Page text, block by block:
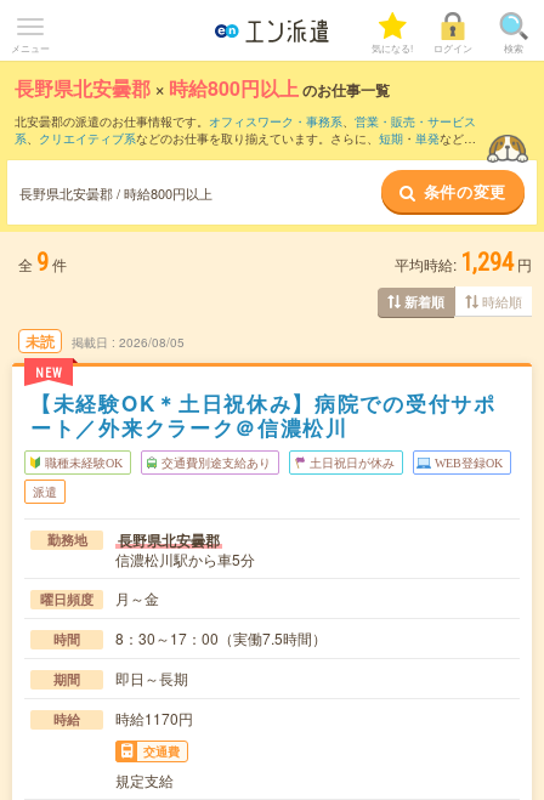
メニュー 気になる! ログイン 検索
長野県北安曇郡 × 時給800円以上のお仕事一覧
北安曇郡の派遣のお仕事情報です。 オフィスワーク・事務系、 営業・販売・サービス
系、 クリエイティブ系などのお仕事を取り揃えています。さらに、 短期 ・ 単発などの
時給1100円以上・ 1800円以上の求人はこちら
当サイトでは法令を遵守し、最低賃金以上の求人のみを掲載しています。
長野県北安曇郡 / 時給800円以上 条件の変更
全 9件 平均時給: 1,294 円
新着順 時給順
未読
NEW
掲載日 2026/08/05
【未経験OK＊土日祝休み】病院での受付サポ
ート／外来クラーク＠信濃松川
職種未経験OK 交通費別途支給あり 土日祝日が休み WEB登録OK
派遣
勤務地 長野県北安曇郡
信濃松川駅から車5分
曜日頻度 月～金
時間 8：30～17：00（実働7.5時間）
期間 即日～長期
時給 時給1170円
交通費
規定支給